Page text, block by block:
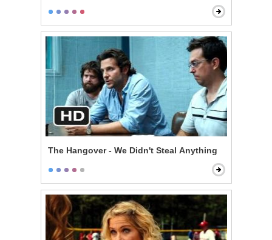
The Hangover - We Didn't Steal Anything